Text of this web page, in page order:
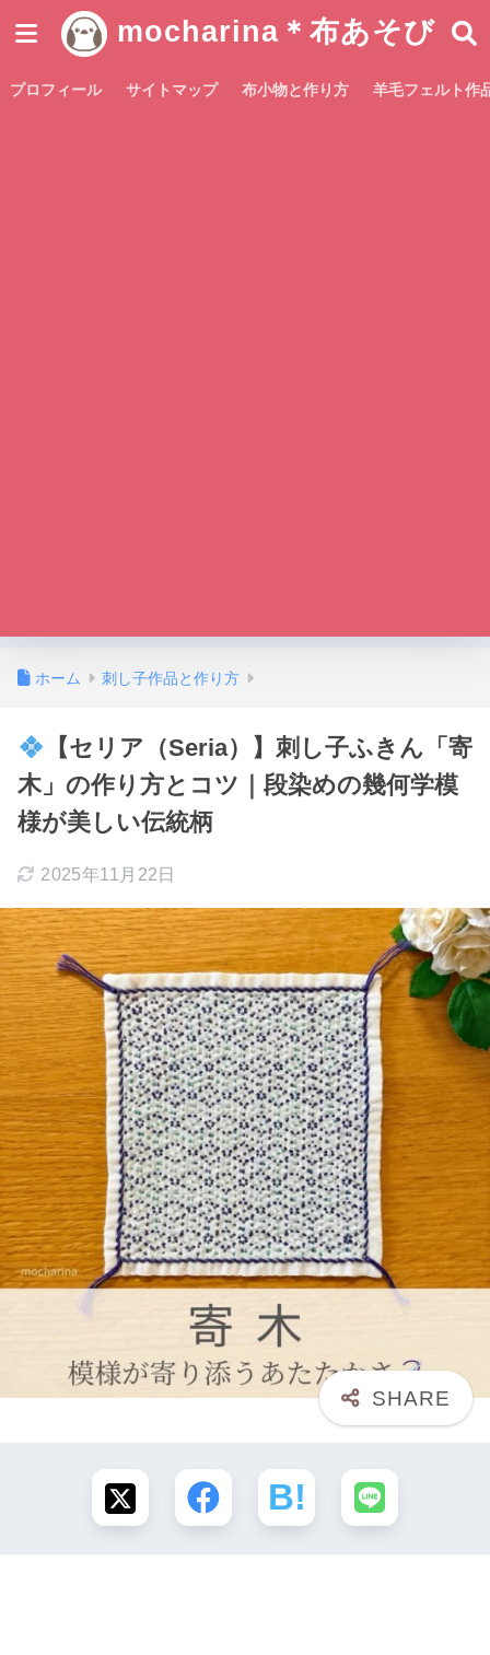
mocharina＊布あそび
プロフィール サイトマップ 布小物と作り方 羊毛フェルト作
ホーム 刺し子作品と作り方
【セリア（Seria）】刺し子ふきん「寄
木」の作り方とコツ｜段染めの幾何学模
様が美しい伝統柄
2025年11月22日